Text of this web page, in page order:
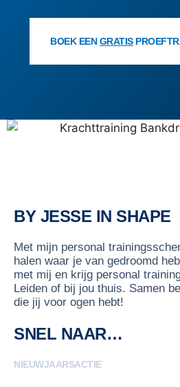
BOEK EENGRATIS
BY JESSE IN SHAPE
Met mijn personal
halen waar je van gedroomd
met mij en krijg personal
Leiden of bij jou thuis. Samen
die jij voor ogen hebt!
SNEL NAAR…
NIEUWJAARSACTIE